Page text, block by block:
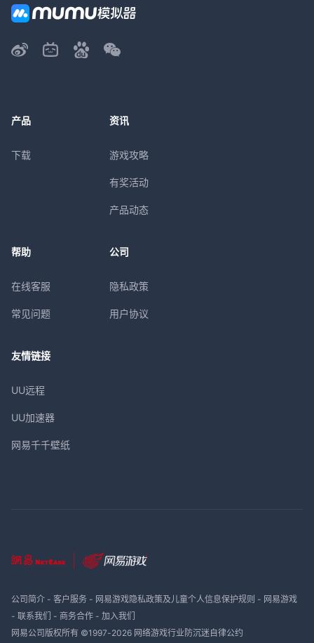
产品
下载
资讯
游戏攻略
有奖活动
产品动态
帮助
在线客服
常见问题
公司
隐私政策
用户协议
友情链接
UU远程
UU加速器
网易千千壁纸
公司简介- 客户服务- 网易游戏隐私政策及儿童个人信息保护规则 - 网易游戏
- 联系我们 - 商务合作- 加入我们
网易公司版权所有 ©1997-2026 网络游戏行业防沉迷自律公约